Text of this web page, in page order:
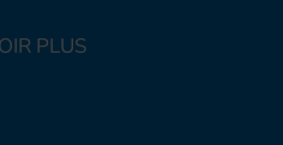
PLUS